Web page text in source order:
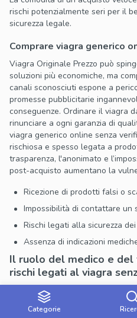
Categorie
rischi potenzialmente seri per il
sicurezza legale.
Comprare viagra generico
Viagra Originale Prezzo può
soluzioni più economiche, ma
canali sconosciuti espone a
promesse pubblicitarie
conseguenze. Ordinare il viagra
rinunciare a ogni garanzia di
viagra generico online senza
rischiosa e spesso legata a
trasparenza, l'anonimato e
post-acquisto aumentano la
Ricezione di prodotti falsi o
Impossibilità di contattare un
Rischi legati alla sicurezza
Assenza di indicazioni
Il ruolo del medico e
rischi legati al viagra
Comprare Viagra Originale in
di professionisti qualificati.